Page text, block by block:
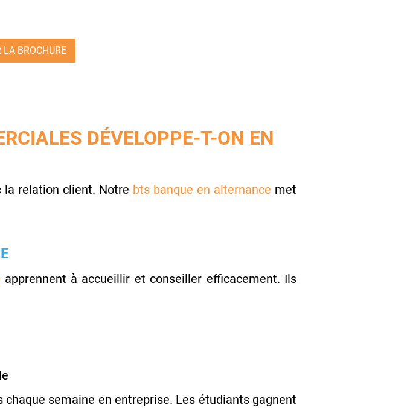
LA BROCHURE
DÉVELOPPE-T-ON EN
la relation client. Notre bts banque en alternance met
apprennent à accueillir et conseiller efficacement. Ils
semaine en entreprise. Les étudiants gagnent